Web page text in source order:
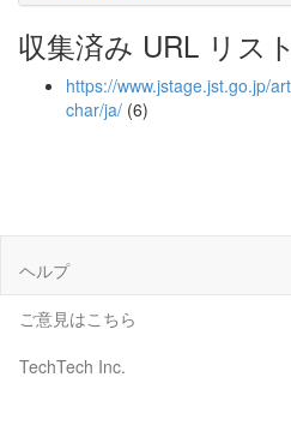
収集済み URL リスト
https://www.jstage.jst.go.jp/
char/ja/ (6)
ヘルプ
ご意見はこちら
TechTech Inc.